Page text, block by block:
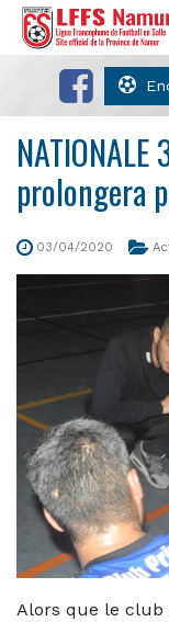
prolongera
03/04/2020
Alors que le club